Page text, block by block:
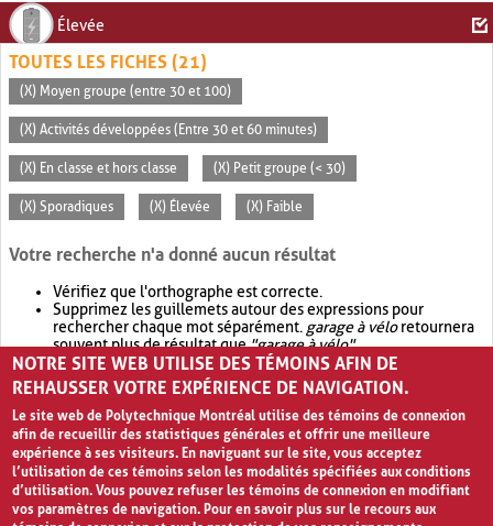
Élevée
TOUTES LES FICHES (21)
(X) Moyen groupe (entre 30 et 100)
(X) Activités développées (Entre 30 et 60 minutes)
(X) En classe et hors classe (X) Petit groupe (< 30)
(X) Sporadiques (X) Élevée (X) Faible
Votre recherche n'a donné aucun résultat
Vérifiez que l'orthographe est correcte.
Supprimez les guillemets autour des expressions pour
rechercher chaque mot séparément. garage à véloretournera
souvent plus de résultat que"garage à vélo".
Envisagez d'élargir votre recherche avec OR.garage OR vélo
retournera souvent plus de résultat quegarage à vélo
NOTRE SITE WEB UTILISE DES TÉMOINS AFIN DE
REHAUSSER VOTRE EXPÉRIENCE DE NAVIGATION.
Le site web de Polytechnique Montréal utilise des témoins de connexion
afin de recueillir des statistiques générales et offrir une meilleure
expérience à ses visiteurs. En naviguant sur le site, vous acceptez
l’utilisation de ces témoins selon les modalités spécifiées aux conditions
d’utilisation. Vous pouvez refuser les témoins de connexion en modifiant
vos paramètres de navigation. Pour en savoir plus sur le recours aux